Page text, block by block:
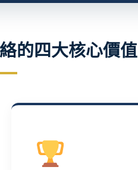
的四大核心價值